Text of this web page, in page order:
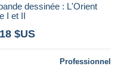
dessinée : L'Orient
I et II
$US
Professionnel